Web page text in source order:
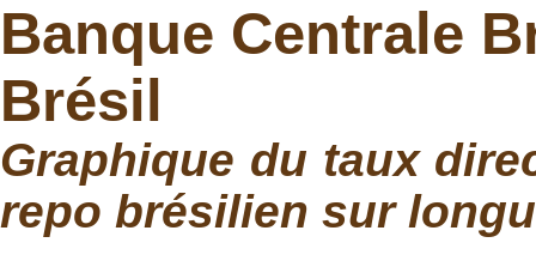
Banque Centrale
Brésil
Graphique du taux
repo brésilien sur